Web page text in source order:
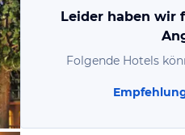
Leider haben wir
Folgende Hotels